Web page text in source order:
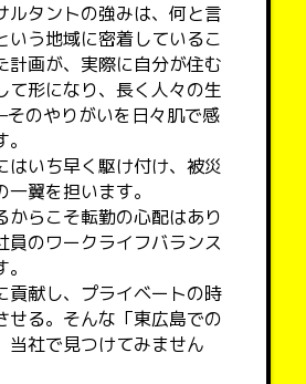
ルタントの強みは、何と言
いう地域に密着しているこ
計画が、実際に自分が住む
て形になり、長く人々の生
のやりがいを日々肌で感
はいち早く駆け付け、被災
翼を担います。
からこそ転勤の心配はあり
員のワークライフバランス
貢献し、プライベートの時
せる。そんな「東広島での
当社で見つけてみません